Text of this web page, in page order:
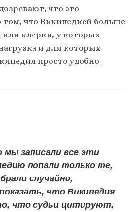
что это
том, что Википедией больше
или клерки, у которых
и для которых
просто удобно.
записали все эти
попали только те,
случайно,
что Википедия
что судьи цитируют,